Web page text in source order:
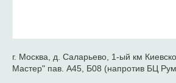
г. Москва, д. Саларьево, 1-ый км
Мастер" пав. А45, Б08 (напротив БЦ